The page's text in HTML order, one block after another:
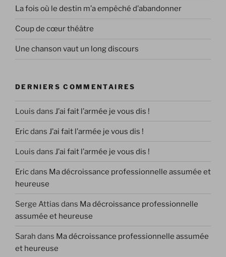
La fois où le destin m’a empêché d’abandonner
Coup de cœur théâtre
Une chanson vaut un long discours
DERNIERS COMMENTAIRES
Louis dans J’ai fait l’armée je vous dis !
Ericdans J’ai fait l’armée je vous dis !
Louis dans J’ai fait l’armée je vous dis !
Ericdans Ma décroissance professionnelle assumée et
heureuse
Serge Attias dans Ma décroissance professionnelle
assumée et heureuse
Sarah dans Ma décroissance professionnelle assumée
et heureuse